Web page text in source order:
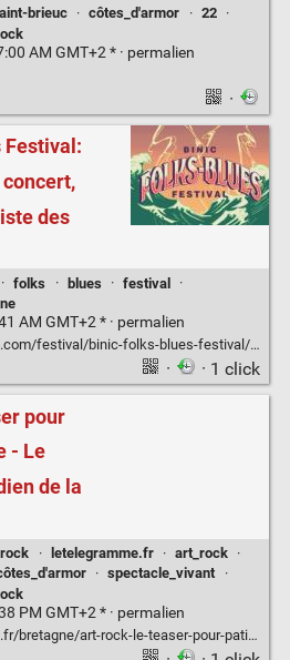
brieuc · côtes_d'armor · 22
·
AM GMT+2 * · permalien
·
Festival:
des
· folks · blues · festival
·
AM GMT+2 * · permalien
binic-folks-blues-festival/billet-concert-24725.htm
· · 1 click
pour
- Le
de la
rock · letelegramme.fr · art_rock
·
· spectacle_vivant
·
PM GMT+2 * · permalien
rock-le-teaser-pour-patienter-20-04-2015-10602057.php